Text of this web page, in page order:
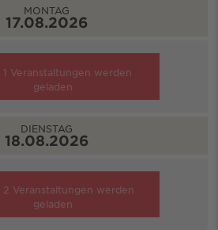
MONTAG
17.08.2026
1 Veranstaltungen werden
geladen
DIENSTAG
18.08.2026
2 Veranstaltungen werden
geladen